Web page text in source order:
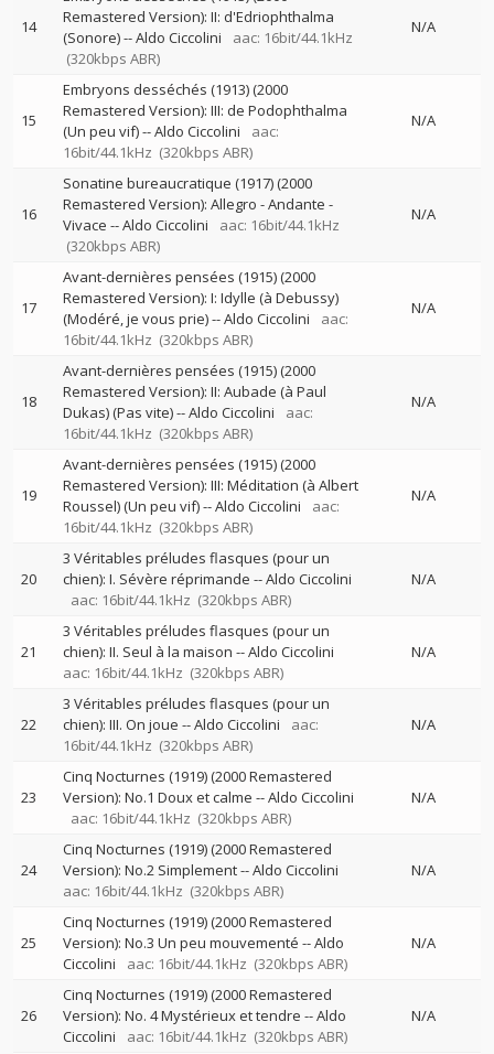
14
Remastered Version): II: d'Edriophthalma
(Sonore)--Aldo Ciccolini
aac: 16bit/44.1kHz
(320kbps ABR)
N/A
15
Embryons desséchés (1913) (2000
Remastered Version): III: de Podophthalma
(Un peu vif)--Aldo Ciccolini
aac:
16bit/44.1kHz (320kbps ABR)
N/A
16
Sonatine bureaucratique (1917) (2000
Remastered Version): Allegro - Andante -
Vivace --Aldo Ciccolini
aac: 16bit/44.1kHz
(320kbps ABR)
N/A
17
Avant-dernières pensées (1915) (2000
Remastered Version): I: Idylle (à Debussy)
(Modéré, je vous prie)--Aldo Ciccolini
aac:
16bit/44.1kHz (320kbps ABR)
N/A
18
Avant-dernières pensées (1915) (2000
Remastered Version): II: Aubade (à Paul
Dukas) (Pas vite)--Aldo Ciccolini
aac:
16bit/44.1kHz (320kbps ABR)
N/A
19
Avant-dernières pensées (1915) (2000
Remastered Version): III: Méditation (à Albert
Roussel) (Un peu vif)--Aldo Ciccolini
aac:
16bit/44.1kHz (320kbps ABR)
N/A
20
3 Véritables préludes flasques (pour un
chien): I. Sévère réprimande --Aldo Ciccolini
aac: 16bit/44.1kHz (320kbps ABR)
N/A
21
3 Véritables préludes flasques (pour un
chien): II. Seul à la maison --Aldo Ciccolini
aac: 16bit/44.1kHz (320kbps ABR)
N/A
22
3 Véritables préludes flasques (pour un
chien): III. On joue --Aldo Ciccolini
aac:
16bit/44.1kHz (320kbps ABR)
N/A
23
Cinq Nocturnes (1919) (2000 Remastered
Version): No.1 Doux et calme --Aldo Ciccolini
aac: 16bit/44.1kHz (320kbps ABR)
N/A
24
Cinq Nocturnes (1919) (2000 Remastered
Version): No.2 Simplement--Aldo Ciccolini
aac: 16bit/44.1kHz (320kbps ABR)
N/A
25
Cinq Nocturnes (1919) (2000 Remastered
Version): No.3 Un peu mouvementé --Aldo
Ciccolini
aac: 16bit/44.1kHz (320kbps ABR)
N/A
26
Cinq Nocturnes (1919) (2000 Remastered
Version): No. 4 Mystérieux et tendre --Aldo
Ciccolini
aac: 16bit/44.1kHz (320kbps ABR)
N/A